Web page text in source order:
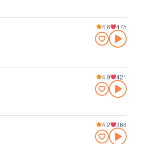
4.6 475
4.9 421
4.2 366